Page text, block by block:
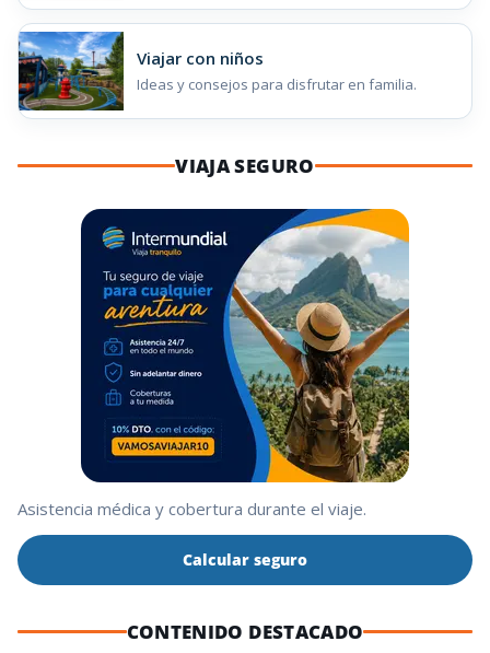
Viajar con niños
Ideas y consejos para disfrutar en familia.
VIAJA SEGURO
Asistencia médica y cobertura durante el viaje.
Calcular seguro
CONTENIDO DESTACADO